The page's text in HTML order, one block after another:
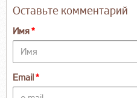
Оставьте комментарий
Имя
Email